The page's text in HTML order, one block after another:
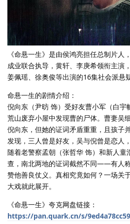
《命悬一生》是由侯鸿亮担任总制片人
成业联合执导，黄轩、李庚希领衔主演
姜佩瑶、徐奥俊等出演的16集社会派悬
命悬一生的剧情介绍：
倪向东（尹昉 饰）受好友曹小军（白
荒山废弃小屋中发现曹的尸体。曹妻吴
倪向东，但她的证词矛盾重重，且孩子
发现，三人曾是好友，吴与倪曾是恋人
随着老警察孟朝（张哲华 饰）和新人童
查，南北两地的证词截然不同——有人
赞他善良仗义。真相究竟如何？一场关
大戏就此展开。
《命悬一生》夸克网盘链接：
https://pan.quark.cn/s/